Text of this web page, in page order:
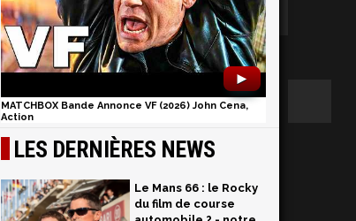
►
MATCHBOX Bande Annonce VF (2026) John Cena,
Action
LES DERNIÈRES NEWS
Le Mans 66 : le Rocky
du film de course